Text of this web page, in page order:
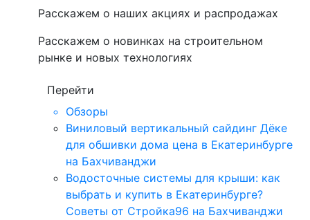
Расскажем о наших акциях и распродажах
Расскажем о новинках на строительном
рынке и новых технологиях
Перейти
Обзоры
Виниловый вертикальный сайдинг Дёке
для обшивки дома цена в Екатеринбурге
на Бахчиванджи
Водосточные системы для крыши: как
выбрать и купить в Екатеринбурге?
Советы от Стройка96 на Бахчиванджи